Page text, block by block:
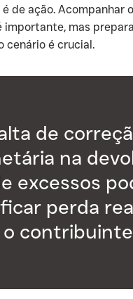
de ação. Acompanhar
importante, mas
cenário é crucial.
de
na
excessos
perda
o